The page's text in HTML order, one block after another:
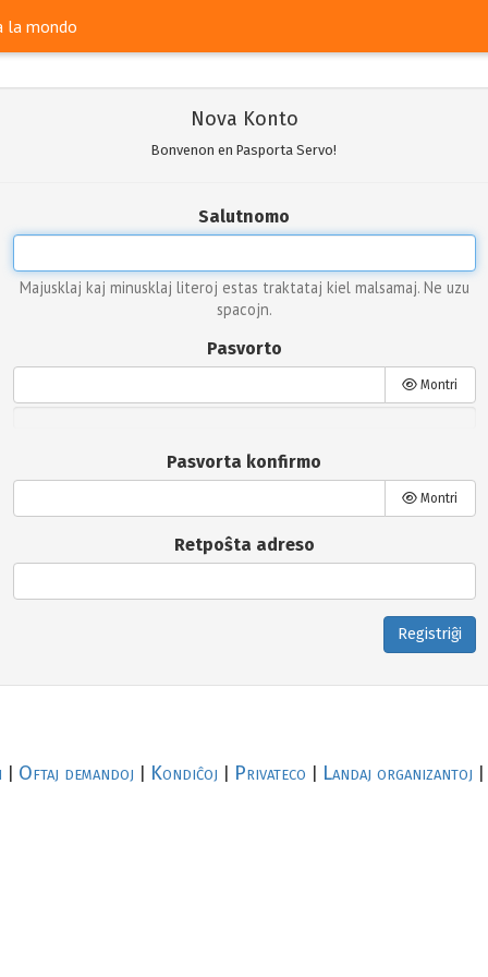
la mondo
Nova Konto
Bonvenon en Pasporta Servo!
Salutnomo
Majusklaj kaj minusklaj literoj estas traktataj kiel malsamaj. Ne uzu
spacojn.
Pasvorto
Montri
Pasvorta konfirmo
Montri
Retpoŝta adreso
Registriĝi
Oftaj demandoj Kondiĉoj Privateco Landaj organizantoj